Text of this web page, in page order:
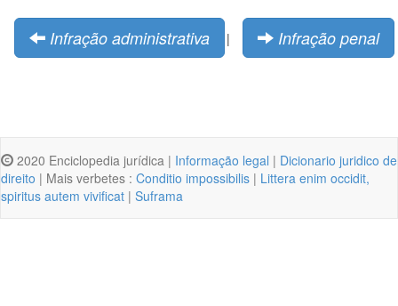
Infração administrativa | Infração penal
2020 Enciclopedia jurídica | Informação legal | Dicionario juridico de
direito | Mais verbetes : Conditio impossibilis | Littera enim occidit,
spiritus autem vivificat | Suframa